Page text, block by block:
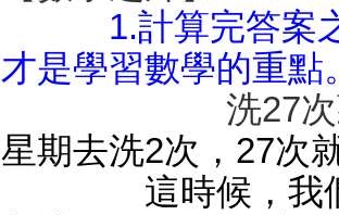
1.計算完答案
才是學習數學的重點
洗27
星期去洗2次，27次
這時候，我們要